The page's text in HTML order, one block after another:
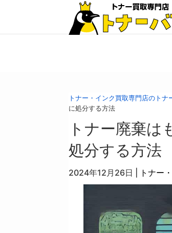
トナー・インク買取専門店のトナ
に処分する方法
トナー廃棄は
処分する方法
2024年12月26日 トナー